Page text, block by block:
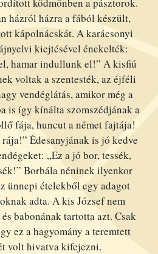
házról házra a fából készült,
kápolnácskát. A karácsonyi
kiejtésével énekelték:
hamar indullunk el!” A kisfiú
voltak a szentesték, az éjféli
vendéglátás, amikor még a
is így kínálta szomszédjának a
fája, huncut a német fajtája!
Édesanyjának is jó kedve
„Ez a jó bor, tessék,
Borbála néninek ilyenkor
ünnepi ételekből egy adagot
adta. A kis József nem
babonának tartotta azt. Csak
ez a hagyomány a teremtett
volt hivatva kifejezni.